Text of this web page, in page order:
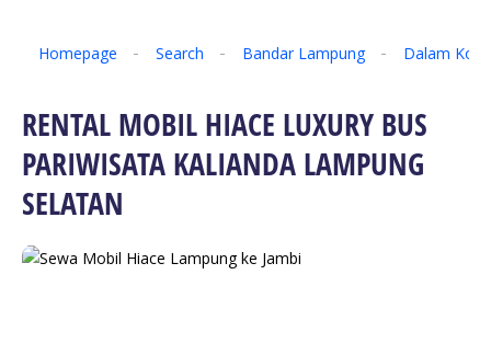
Homepage Search Bandar Lampung Dalam Kota
RENTAL MOBIL HIACE LUXURY BUS
PARIWISATA KALIANDA LAMPUNG
SELATAN